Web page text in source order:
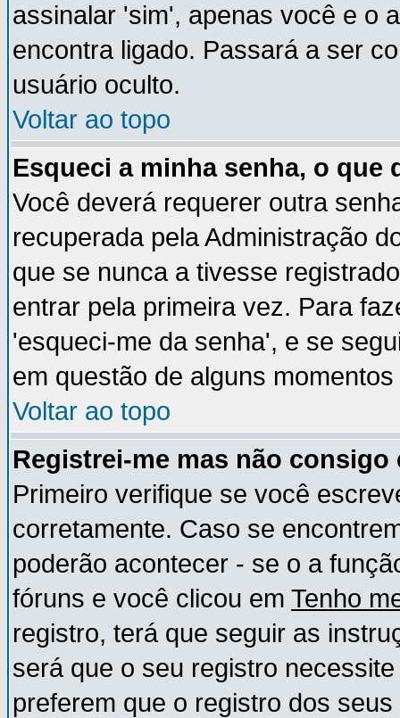
assinalar 'sim', apenas você e o
encontra ligado. Passará a ser
usuário oculto.
Voltar ao topo
Esqueci a minha senha, o que
Você deverá requerer outra
recuperada pela Administração
que se nunca a tivesse
entrar pela primeira vez. Para
'esqueci-me da senha', e se
em questão de alguns momentos
Voltar ao topo
Registrei-me mas não
Primeiro verifique se você
corretamente. Caso se
poderão acontecer - se o a
fóruns e você clicou em Tenho
registro, terá que seguir as
será que o seu registro
preferem que o registro dos